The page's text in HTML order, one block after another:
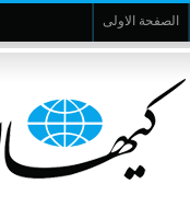
الصفحة الاولى